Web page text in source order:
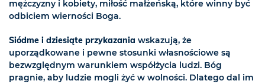
mężczyzny i kobiety, miłość małżeńską, które winny być
odbiciem wierności Boga.
Siódme i dziesiąte przykazania wskazują, że
uporządkowane i pewne stosunki własnościowe są
bezwzględnym warunkiem współżycia ludzi. Bóg
pragnie, aby ludzie mogli żyć w wolności. Dlatego dal im